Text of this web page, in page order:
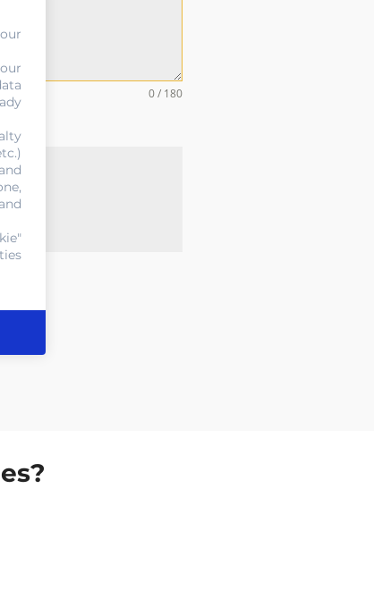
0 / 180